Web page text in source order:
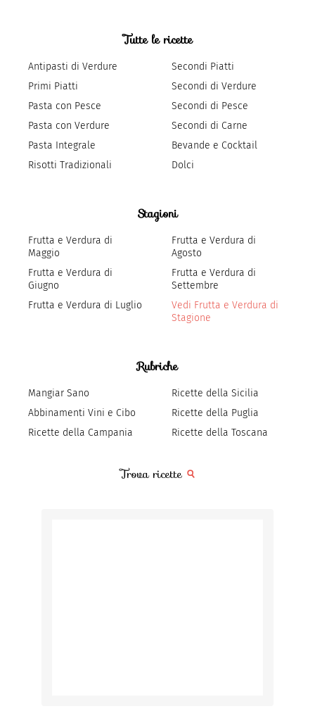
Tutte le ricette
Antipasti di Verdure
Primi Piatti
Pasta con Pesce
Pasta con Verdure
Pasta Integrale
Risotti Tradizionali
Secondi Piatti
Secondi di Verdure
Secondi di Pesce
Secondi di Carne
Bevande e Cocktail
Dolci
Stagioni
Frutta e Verdura di
Maggio
Frutta e Verdura di
Giugno
Frutta e Verdura di Luglio
Frutta e Verdura di
Agosto
Frutta e Verdura di
Settembre
Vedi Frutta e Verdura di
Stagione
Rubriche
Mangiar Sano
Abbinamenti Vini e Cibo
Ricette della Campania
Ricette della Sicilia
Ricette della Puglia
Ricette della Toscana
Trova ricette